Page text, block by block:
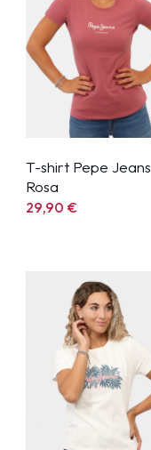
T-shirt Pepe Jeans
Rosa
29,90€